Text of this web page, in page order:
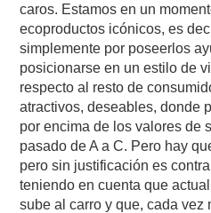
caros. Estamos en un
ecoproductos icónicos, es
simplemente por poseerlos
posicionarse en un estilo de
respecto al resto de
atractivos, deseables, donde
por encima de los valores de
pasado de A a C. Pero hay
pero sin justificación es
teniendo en cuenta que
sube al carro y que, cada vez